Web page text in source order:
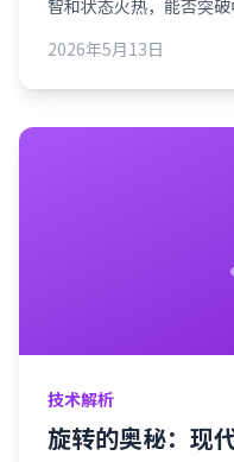
智和状态火热，能否突
2026年5月13日
技术解析
旋转的奥秘：现